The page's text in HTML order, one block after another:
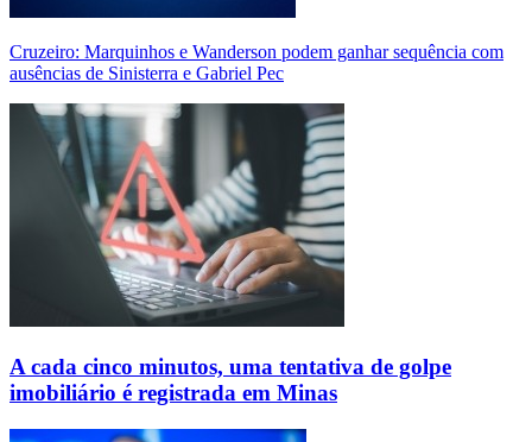
Cruzeiro: Marquinhos e Wanderson podem ganhar sequência com
ausências de Sinisterra e Gabriel Pec
A cada cinco minutos, uma tentativa de golpe
imobiliário é registrada em Minas